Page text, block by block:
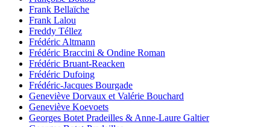
Frank Bellaïche
Frank Lalou
Freddy Téllez
Frédéric Altmann
Frédéric Braccini & Ondine Roman
Frédéric Bruant-Reacken
Frédéric Dufoing
Frédéric-Jacques Bourgade
Geneviève Dorvaux et Valérie Bouchard
Geneviève Koevoets
Georges Botet Pradeilles & Anne-Laure Galtier